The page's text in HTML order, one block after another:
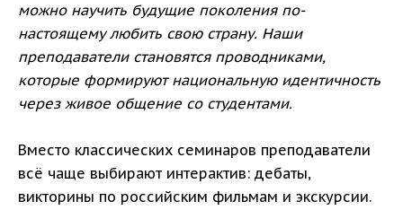
можно научить будущие поколения по-
настоящему любить свою страну. Наши
преподаватели становятся проводниками,
которые формируют национальную идентичность
через живое общение со студентами.
Вместо классических семинаров преподаватели
всё чаще выбирают интерактив: дебаты,
викторины по российским фильмам и экскурсии.